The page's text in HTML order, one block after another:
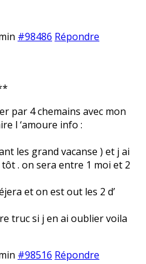
#98486 Répondre
par 4 chemains avec mon
l ‘amoure info :
les grand vacanse ) et j ai
. on sera entre 1 moi et 2
et on est out les 2 d’
truc si j en ai oublier voila
#98516 Répondre